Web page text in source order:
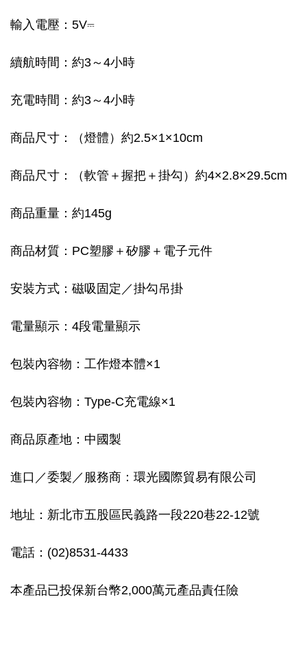
輸入電壓：5V⎓
續航時間：約3～4小時
充電時間：約3～4小時
商品尺寸：（燈體）約2.5×1×10cm
商品尺寸：（軟管＋握把＋掛勾）約4×2.8×29.5cm
商品重量：約145g
商品材質：PC塑膠＋矽膠＋電子元件
安裝方式：磁吸固定／掛勾吊掛
電量顯示：4段電量顯示
包裝內容物：工作燈本體×1
包裝內容物：Type-C充電線×1
商品原產地：中國製
進口／委製／服務商：環光國際貿易有限公司
地址：新北市五股區民義路一段220巷22-12號
電話：(02)8531-4433
本產品已投保新台幣2,000萬元產品責任險